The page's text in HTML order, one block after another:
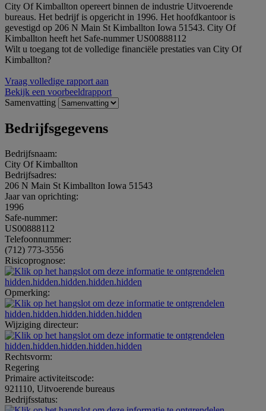
City Of Kimballton opereert binnen de industrie Uitvoerende
bureaus. Het bedrijf is opgericht in 1996. Het hoofdkantoor is
gevestigd op 206 N Main St Kimballton Iowa 51543. City Of
Kimballton heeft het Safe-nummer US00888112
Wilt u toegang tot de volledige financiële prestaties van City Of
Kimballton?
Vraag volledige rapport aan
Bekijk een voorbeeldrapport
Samenvatting
Bedrijfsgegevens
Bedrijfsnaam:
City Of Kimballton
Bedrijfsadres:
206 N Main St Kimballton Iowa 51543
Jaar van oprichting:
1996
Safe-nummer:
US00888112
Telefoonnummer:
(712) 773-3556
Risicoprognose:
hidden.hidden.hidden.hidden.hidden
Opmerking:
hidden.hidden.hidden.hidden.hidden
Wijziging directeur:
hidden.hidden.hidden.hidden.hidden
Rechtsvorm:
Regering
Primaire activiteitscode:
921110, Uitvoerende bureaus
Bedrijfsstatus: